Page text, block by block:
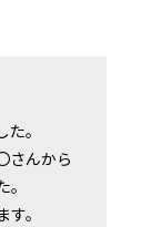
。
さんから
。